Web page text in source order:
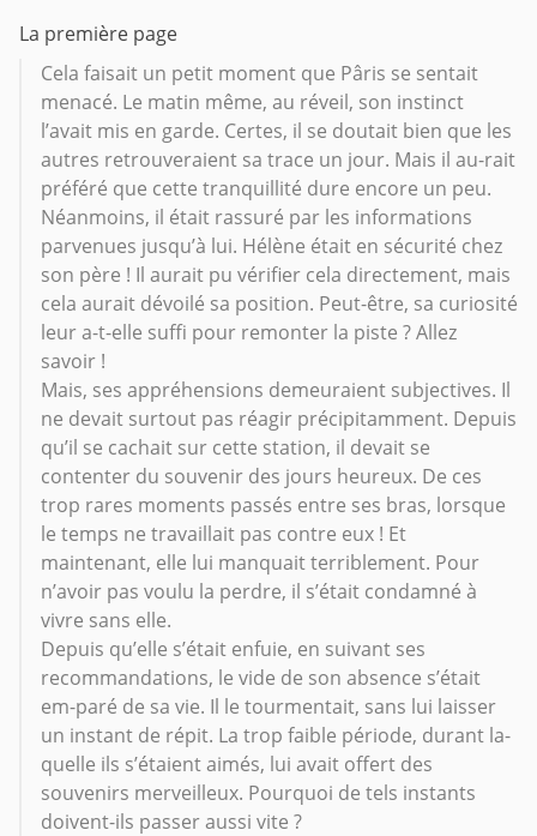
La première page
Cela faisait un petit moment que Pâris se sentait
menacé. Le matin même, au réveil, son instinct
l’avait mis en garde. Certes, il se doutait bien que les
autres retrouveraient sa trace un jour. Mais il au-rait
préféré que cette tranquillité dure encore un peu.
Néanmoins, il était rassuré par les informations
parvenues jusqu’à lui. Hélène était en sécurité chez
son père ! Il aurait pu vérifier cela directement, mais
cela aurait dévoilé sa position. Peut-être, sa curiosité
leur a-t-elle suffi pour remonter la piste ? Allez
savoir !
Mais, ses appréhensions demeuraient subjectives. Il
ne devait surtout pas réagir précipitamment. Depuis
qu’il se cachait sur cette station, il devait se
contenter du souvenir des jours heureux. De ces
trop rares moments passés entre ses bras, lorsque
le temps ne travaillait pas contre eux ! Et
maintenant, elle lui manquait terriblement. Pour
n’avoir pas voulu la perdre, il s’était condamné à
vivre sans elle.
Depuis qu’elle s’était enfuie, en suivant ses
recommandations, le vide de son absence s’était
em-paré de sa vie. Il le tourmentait, sans lui laisser
un instant de répit. La trop faible période, durant la-
quelle ils s’étaient aimés, lui avait offert des
souvenirs merveilleux. Pourquoi de tels instants
doivent-ils passer aussi vite ?